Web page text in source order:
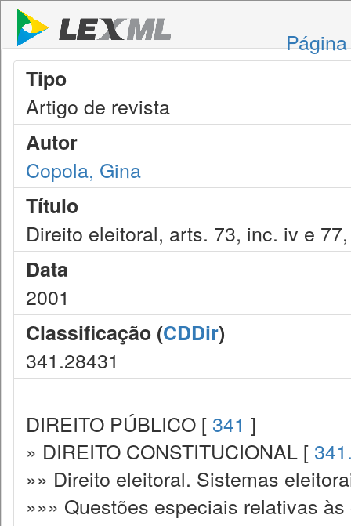
Tipo
Artigo de revista
Autor
Copola, Gina
Título
Direito eleitoral, arts. 73, inc. iv e
Data
2001
Classificação (CDDir)
341.28431
DIREITO PÚBLICO [ 341 ]
» DIREITO CONSTITUCIONAL [
»» Direito eleitoral. Sistemas
»»» Questões especiais relativas